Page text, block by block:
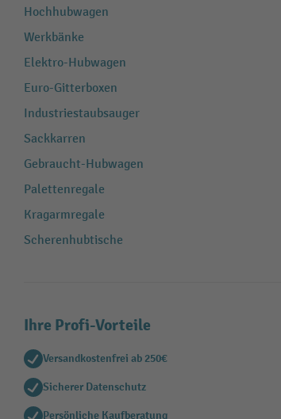
Hochhubwagen
Werkbänke
Elektro-Hubwagen
Euro-Gitterboxen
Industriestaubsauger
Sackkarren
Gebraucht-Hubwagen
Palettenregale
Kragarmregale
Scherenhubtische
Ihre Profi-Vorteile
Versandkostenfrei ab 250€
Sicherer Datenschutz
Persönliche Kaufberatung